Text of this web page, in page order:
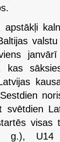
apstākļi
kas
svētdien
visas
g.),